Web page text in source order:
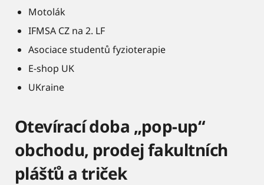
Motolák
IFMSA CZ na 2. LF
Asociace studentů fyzioterapie
E-shop UK
UKraine
Otevírací doba „pop-up“
obchodu, prodej fakultních
plášťů a triček